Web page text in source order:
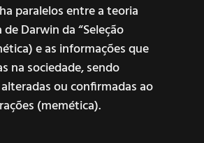
paralelos entre a teoria
Darwin da “Seleção
e as informações que
na sociedade, sendo
ou confirmadas ao
(memética).